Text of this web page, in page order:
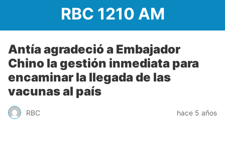
RBC 1210 AM
Antía agradeció a Embajador
Chino la gestión inmediata para
encaminar la llegada de las
vacunas al país
RBC hace 5 años